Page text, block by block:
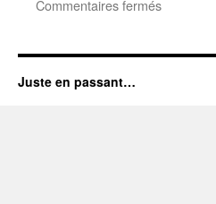
Commentaires ferméssur
Juste en passant…